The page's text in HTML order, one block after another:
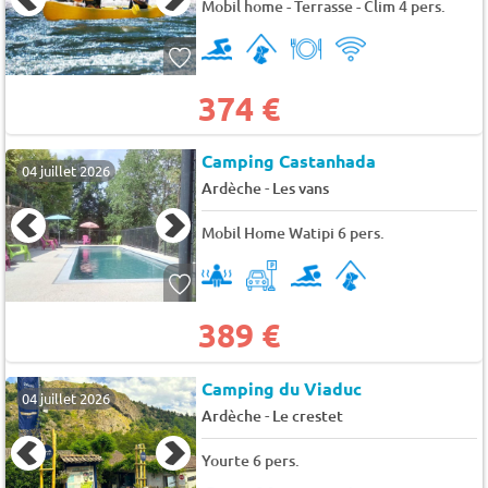
Mobil home - Terrasse - Clim 4 pers.
374 €
04 juillet 2026 Camping Castanhada
Ardèche- Les vans
Mobil Home Watipi 6 pers.
389 €
04 juillet 2026 Camping du Viaduc
Ardèche- Le crestet
Yourte 6 pers.